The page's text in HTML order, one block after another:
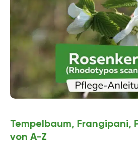
Tempelbaum, Frangipani,
von A-Z